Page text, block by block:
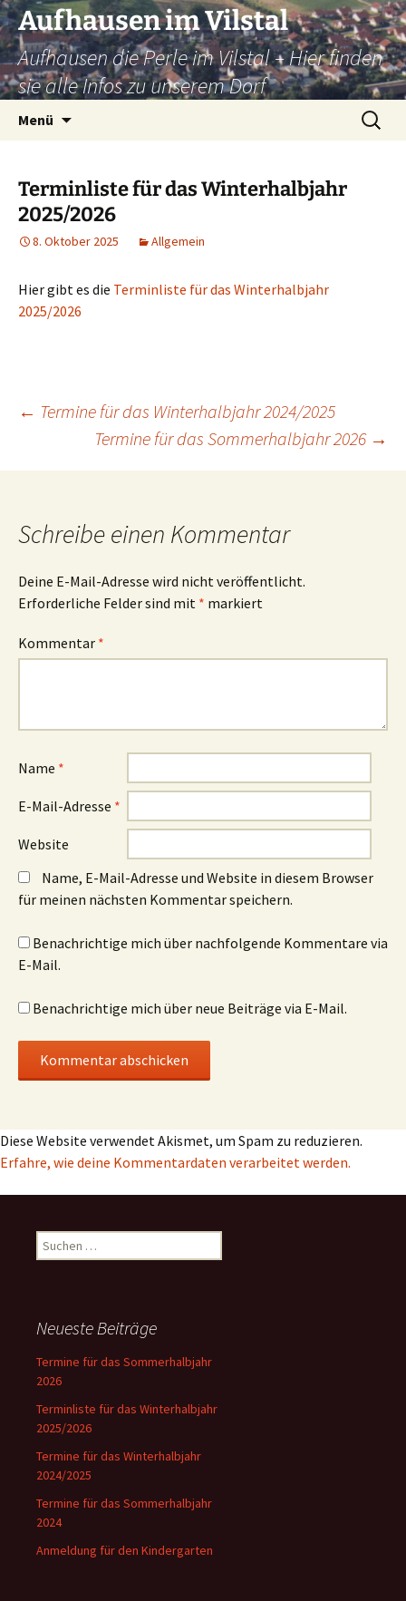
Zum
Inhalt
springen
Aufhausen im Vilstal
Aufhausen die Perle im Vilstal – Hier finden
sie alle Infos zu unserem Dorf
Menü
Suchen
nach:
Terminliste für das Winterhalbjahr
2025/2026
8. Oktober 2025 Allgemein
Hier gibt es die Terminliste für das Winterhalbjahr
2025/2026
Beitragsnavigation
← Termine für das Winterhalbjahr 2024/2025
Termine für das Sommerhalbjahr 2026 →
Schreibe einen Kommentar
Deine E-Mail-Adresse wird nicht veröffentlicht.
Erforderliche Felder sind mit * markiert
Kommentar *
Name *
E-Mail-Adresse *
Website
Name, E-Mail-Adresse und Website in diesem Browser
für meinen nächsten Kommentar speichern.
Benachrichtige mich über nachfolgende Kommentare via
E-Mail.
Benachrichtige mich über neue Beiträge via E-Mail.
Diese Website verwendet Akismet, um Spam zu reduzieren.
Erfahre, wie deine Kommentardaten verarbeitet werden.
Suchen
nach:
Neueste Beiträge
Termine für das Sommerhalbjahr
2026
Terminliste für das Winterhalbjahr
2025/2026
Termine für das Winterhalbjahr
2024/2025
Termine für das Sommerhalbjahr
2024
Anmeldung für den Kindergarten